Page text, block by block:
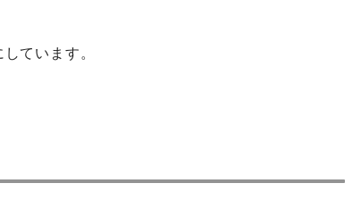
ています。